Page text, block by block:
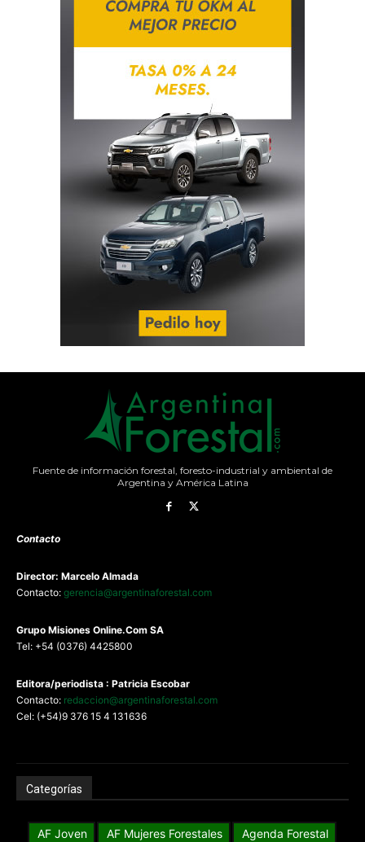
Fuente de información forestal, foresto-industrial y ambiental de
Argentina y América Latina
Contacto
Director: Marcelo Almada
Contacto: gerencia@argentinaforestal.com
Grupo Misiones Online.Com SA
Tel: +54 (0376) 4425800
Editora/periodista : Patricia Escobar
Contacto: redaccion@argentinaforestal.com
Cel: (+54)9 376 15 4 131636
Categorías
AF Joven AF Mujeres Forestales
Agenda Forestal